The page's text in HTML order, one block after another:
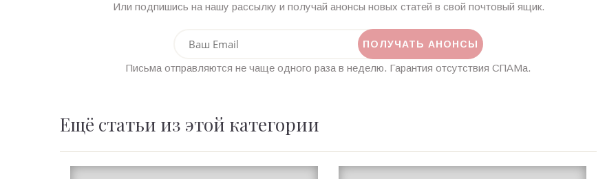
Или подпишись на нашу рассылку и получай анонсы новых статей в свой почтовый ящик.
Письма отправляются не чаще одного раза в неделю. Гарантия отсутствия СПАМа.
Ещё статьи из этой категории